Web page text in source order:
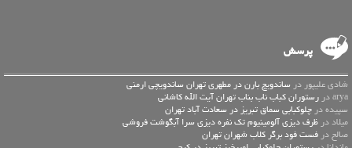
پرسش
شادی علیپور در ساندویچ بارن در مطهری تهران ساندویچی ارمنی
arya در
رستوران کباب ناب بناب تهران آیت الله کاشانی
سپیده در چلوکبابی سماق تبریز در سعادت آباد تهران
میلاد در ظرف دیزی آلومینیوم تک نفره دیزی سرا آبگوشت فروشی
صالح در فست فود برگر کلاب شهران تهران